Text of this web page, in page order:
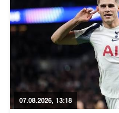
07.08.2026, 13:18